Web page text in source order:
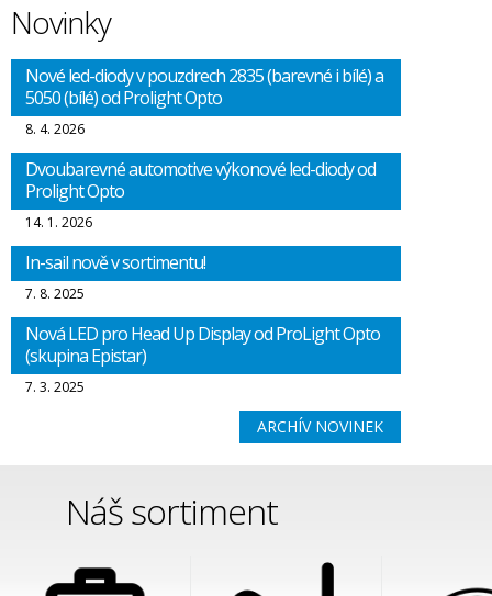
Novinky
Nové led-diody v pouzdrech 2835 (barevné i bílé) a
5050 (bílé) od Prolight Opto
8. 4. 2026
Dvoubarevné automotive výkonové led-diody od
Prolight Opto
14. 1. 2026
In-sail nově v sortimentu!
7. 8. 2025
Nová LED pro Head Up Display od ProLight Opto
(skupina Epistar)
7. 3. 2025
ARCHÍV NOVINEK
Náš sortiment